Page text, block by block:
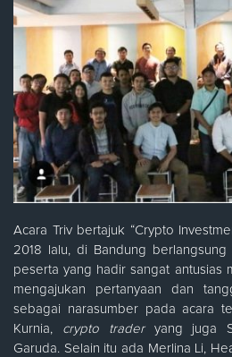
Acara Triv bertajuk “Crypto
2018 lalu, di Bandung
peserta yang hadir sangat antusias
mengajukan pertanyaan dan
sebagai narasumber pada acara
Kurnia, crypto trader yang juga
Garuda. Selain itu ada Merlina Li,